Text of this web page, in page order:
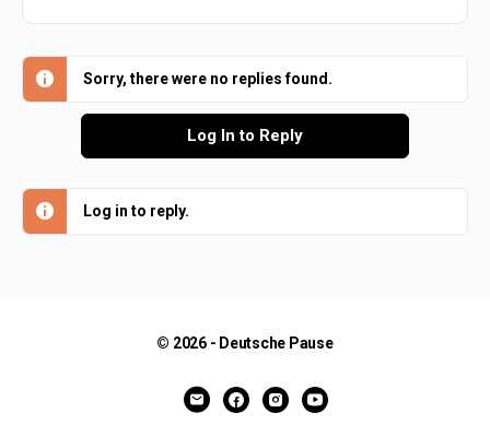
Sorry, there were no replies found.
Log In to Reply
Log in to reply.
© 2026 - Deutsche Pause